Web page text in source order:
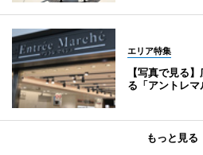
エリア特集
【写真で見る
る「アントレマ
もっと見る